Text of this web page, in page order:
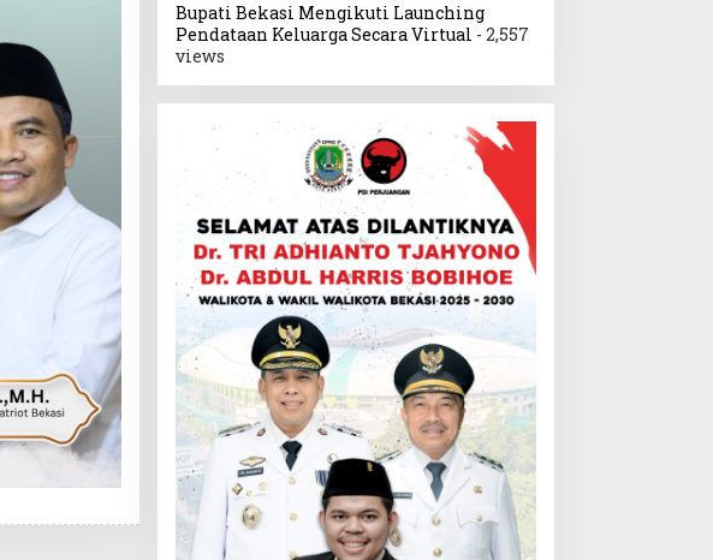
Bupati Bekasi Mengikuti Launching
Pendataan Keluarga Secara Virtual - 2,557
views